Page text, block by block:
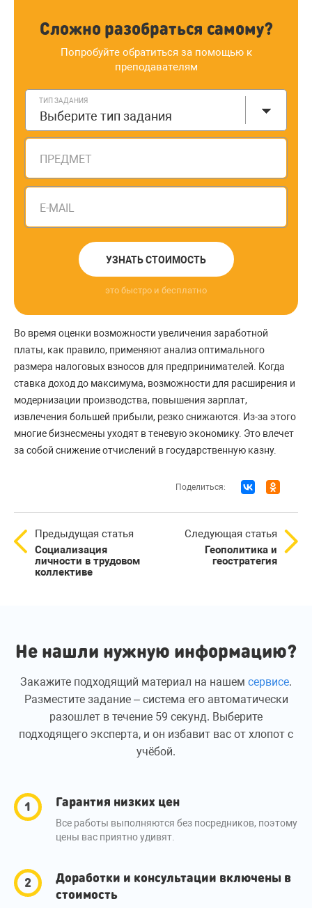
Сложно разобраться самому?
Попробуйте обратиться за помощью к
преподавателям
ТИП ЗАДАНИЯ
Выберите тип задания
ПРЕДМЕТ
E-MAIL
УЗНАТЬ СТОИМОСТЬ
это быстро и бесплатно
Во время оценки возможности увеличения заработной
платы, как правило, применяют анализ оптимального
размера налоговых взносов для предпринимателей. Когда
ставка доход до максимума, возможности для расширения и
модернизации производства, повышения зарплат,
извлечения большей прибыли, резко снижаются. Из-за этого
многие бизнесмены уходят в теневую экономику. Это влечет
за собой снижение отчислений в государственную казну.
Поделиться:
Предыдущая статья
Социализация
личности в трудовом
коллективе
Следующая статья
Геополитика и
геостратегия
Не нашли нужную информацию?
Закажите подходящий материал на нашем сервисе.
Разместите задание – система его автоматически
разошлет в течение 59 секунд. Выберите
подходящего эксперта, и он избавит вас от хлопот с
учёбой.
Гарантия низких цен
Все работы выполняются без посредников, поэтому
цены вас приятно удивят.
Доработки и консультации включены в
стоимость